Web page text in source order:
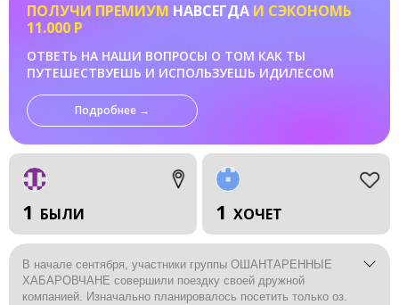
ПОЛУЧИ ПРЕМИУМ НАВСЕГДА И СЭКОНОМЬ
11.000 Р
ОТВЕТЬ НА НАШИ ВОПРОСЫ О ТОМ КАК ТЫ
ПУТЕШЕСТВУЕШЬ И ИСПОЛЬЗУЕШЬ ИДИЛЕСОМ
Подробнее →
1 БЫЛИ 1 ХОЧЕТ
В начале сентября, участники группы ОШАНТАРЕННЫЕ
ХАБАРОВЧАНЕ совершили поездку своей дружной
компанией. Изначально планировалось посетить только оз.